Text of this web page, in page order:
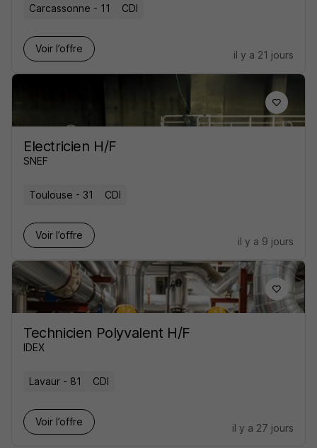
Carcassonne - 11 CDI
Voir l’offre
il y a 21 jours
Electricien H/F
SNEF
Toulouse - 31 CDI
Voir l’offre
il y a 9 jours
Technicien Polyvalent H/F
IDEX
Lavaur - 81 CDI
Voir l’offre
il y a 27 jours